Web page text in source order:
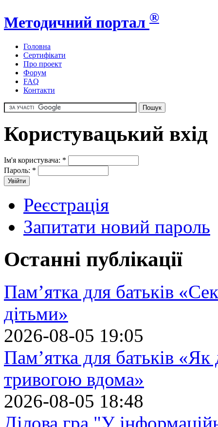
Методичний портал ®
Головна
Сертифікати
Про проект
Форум
FAQ
Контакти
Користувацький вхід
Ім'я користувача: *
Пароль: *
Реєстрація
Запитати новий пароль
Останні публікації
Пам’ятка для батьків
дітьми»
2026-08-05 19:05
Пам’ятка для батьків
тривогою вдома»
2026-08-05 18:48